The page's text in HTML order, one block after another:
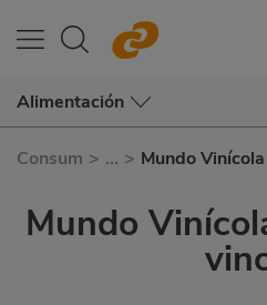
Alimentación
Consum > ... > Mundo Vinícola
Mundo